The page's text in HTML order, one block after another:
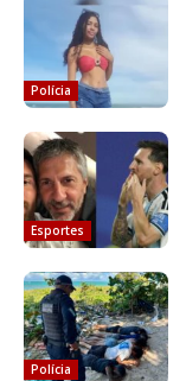
Polícia
Esportes
Polícia